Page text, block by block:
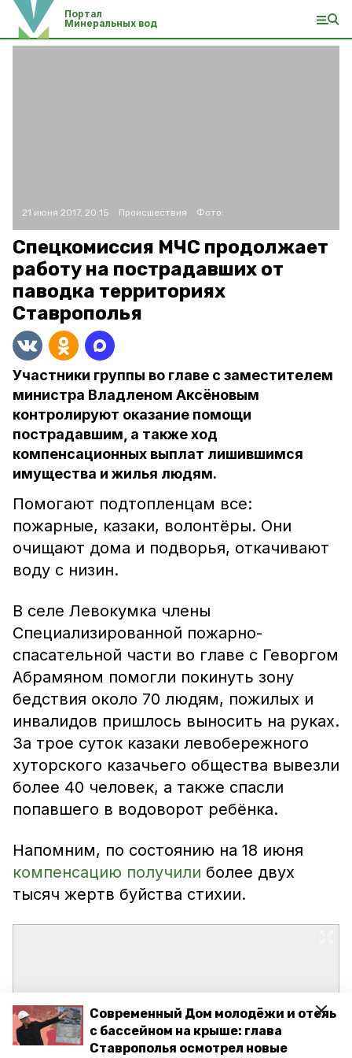
Современный Дом молодёжи и отель
с бассейном на крыше: глава
Ставрополья осмотрел новые
Портал
Минеральных вод
21 июня 2017, 20:15 Происшествия Фото:
Спецкомиссия МЧС продолжает
работу на пострадавших от
паводка территориях
Ставрополья
Участники группы во главе с заместителем
министра Владленом Аксёновым
контролируют оказание помощи
пострадавшим, а также ход
компенсационных выплат лишившимся
имущества и жилья людям.
Помогают подтопленцам все:
пожарные, казаки, волонтёры. Они
очищают дома и подворья, откачивают
воду с низин.
В селе Левокумка члены
Специализированной пожарно-
спасательной части во главе с Геворгом
Абрамяном помогли покинуть зону
бедствия около 70 людям, пожилых и
инвалидов пришлось выносить на руках.
За трое суток казаки левобережного
хуторского казачьего общества вывезли
более 40 человек, а также спасли
попавшего в водоворот ребёнка.
Напомним, по состоянию на 18 июня
компенсацию получили более двух
тысяч жертв буйства стихии.